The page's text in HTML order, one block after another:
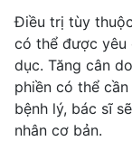
Điều trị tùy
có thể được yêu
dục. Tăng cân
phiền có thể
bệnh lý, bác sĩ
nhân cơ bản.